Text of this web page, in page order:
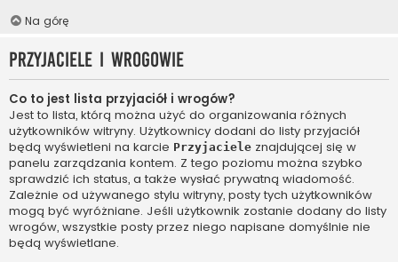
Na górę
Przyjaciele i wrogowie
Co to jest lista przyjaciół i wrogów?
Jest to lista, którą można użyć do organizowania różnych
użytkowników witryny. Użytkownicy dodani do listy przyjaciół
będą wyświetleni na karcie Przyjaciele znajdującej się w
panelu zarządzania kontem. Z tego poziomu można szybko
sprawdzić ich status, a także wysłać prywatną wiadomość.
Zależnie od używanego stylu witryny, posty tych użytkowników
mogą być wyróżniane. Jeśli użytkownik zostanie dodany do listy
wrogów, wszystkie posty przez niego napisane domyślnie nie
będą wyświetlane.